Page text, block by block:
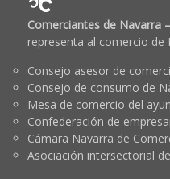
Comerciantes de Navarra
representa al comercio de
Consejo asesor de
Consejo de consumo de
Mesa de comercio del
Confederación de
Cámara Navarra de
Asociación intersectorial